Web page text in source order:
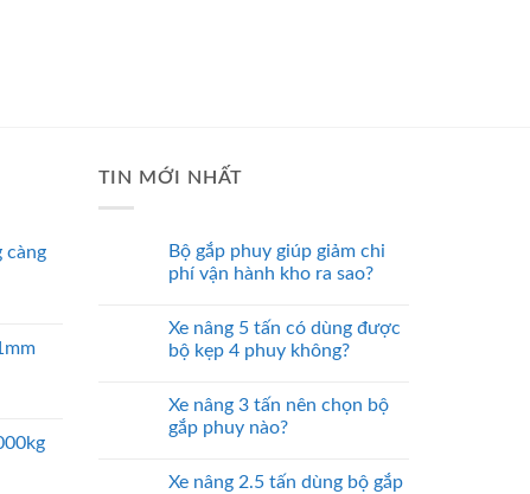
càng
TIN MỚI NHẤT
Bộ gắp phuy giúp giảm chi
phí vận hành kho ra sao?
Xe nâng 5 tấn có dùng được
bộ kẹp 4 phuy không?
Xe nâng 3 tấn nên chọn bộ
gắp phuy nào?
Xe nâng 2.5 tấn dùng bộ gắp